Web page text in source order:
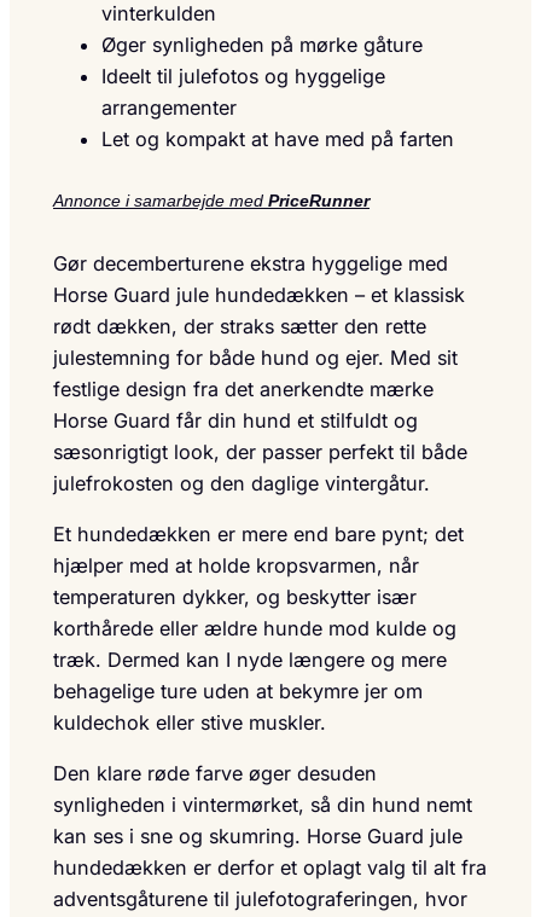
vinterkulden
Øger synligheden på mørke gåture
Ideelt til julefotos og hyggelige
arrangementer
Let og kompakt at have med på farten
Annonce i samarbejde med PriceRunner
Gør decemberturene ekstra hyggelige med
Horse Guard jule hundedækken – et klassisk
rødt dækken, der straks sætter den rette
julestemning for både hund og ejer. Med sit
festlige design fra det anerkendte mærke
Horse Guard får din hund et stilfuldt og
sæsonrigtigt look, der passer perfekt til både
julefrokosten og den daglige vintergåtur.
Et hundedækken er mere end bare pynt; det
hjælper med at holde kropsvarmen, når
temperaturen dykker, og beskytter især
korthårede eller ældre hunde mod kulde og
træk. Dermed kan I nyde længere og mere
behagelige ture uden at bekymre jer om
kuldechok eller stive muskler.
Den klare røde farve øger desuden
synligheden i vintermørket, så din hund nemt
kan ses i sne og skumring. Horse Guard jule
hundedækken er derfor et oplagt valg til alt fra
adventsgåturene til julefotograferingen, hvor